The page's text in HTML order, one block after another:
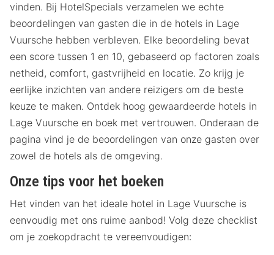
vinden. Bij HotelSpecials verzamelen we echte
beoordelingen van gasten die in de hotels in Lage
Vuursche hebben verbleven. Elke beoordeling bevat
een score tussen 1 en 10, gebaseerd op factoren zoals
netheid, comfort, gastvrijheid en locatie. Zo krijg je
eerlijke inzichten van andere reizigers om de beste
keuze te maken. Ontdek hoog gewaardeerde hotels in
Lage Vuursche en boek met vertrouwen. Onderaan de
pagina vind je de beoordelingen van onze gasten over
zowel de hotels als de omgeving.
Onze tips voor het boeken
Het vinden van het ideale hotel in Lage Vuursche is
eenvoudig met ons ruime aanbod! Volg deze checklist
om je zoekopdracht te vereenvoudigen: